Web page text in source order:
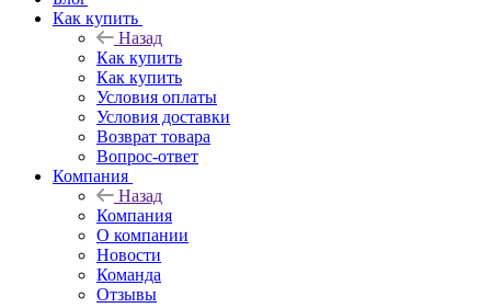
Как купить
Назад
Как купить
Как купить
Условия оплаты
Условия доставки
Возврат товара
Вопрос-ответ
Компания
Назад
Компания
О компании
Новости
Команда
Отзывы